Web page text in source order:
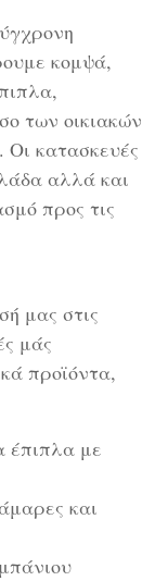
κομψά,
των οικιακών
κατασκευές
αλλά και
προς τις
μας στις
μάς
προϊόντα,
έπιπλα με
και